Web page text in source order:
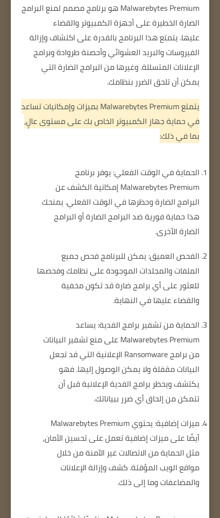
Malwarebytes Premium هو برنامج مصمم لمنع البرامج
الضارة الخطيرة على أجهزة الكمبيوتر والقضاء
عليها.يتمتع هذا البرنامج بالقدرة على اكتشاف وإزالة
الفيروسات والبريد العشوائي وأحصنة طروادة وبرامج
الإعلانات المتسللة. وغيرها من البرامج الضارة التي
يمكن أن تلحق الضرر بنظامك.
يتمتع Malwarebytes Premium بميزات وإمكانيات تساعد
في حماية جهاز الكمبيوتر الخاص بك على مستوى عالٍ،
بما في ذلك:
الحماية في الوقت الفعلي: يوفر برنامج
Malwarebytes Premium إمكانية الكشف عن
البرامج الضارة وحظرها في الوقت الفعلي.يمنحك
هذا حماية فورية ضد البرامج الضارة أو البرامج
الضارة الأخرى.
الفحص العميق: يمكن للبرنامج فحص جميع
الملفات والمجلدات الموجودة على نظامك وفحصها
للعثور على أي برامج ضارة قد تكون مخفية
والقضاء عليها في النهاية.
الحماية من تشفير برامج الفدية: يساعد
Malwarebytes Premium على منع تشفير البيانات
من برامج Ransomware الإعلانية التي قد تجعل
البيانات مقفلة ولا يمكن الوصول إليها.فهو
يكتشف ويحظر برامج الفدية الإعلانية قبل أن
تتمكن من إلحاق أي ضرر ببياناتك.
ميزات إضافية: يحتوي Malwarebytes Premium
أيضًا على ميزات إضافية تعمل على تحسين الأمان،
مثل الحماية من الاتصالات غير الآمنة من خلال
مواقع الويب المؤقتة.كشف وإزالة الإعلانات
والمضاعفات وما إلى ذلك.